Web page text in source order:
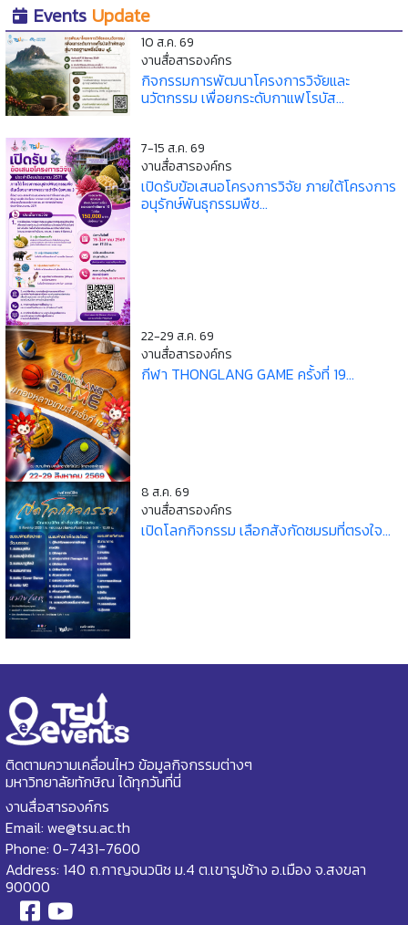
Events Update
10 ส.ค. 69
งานสื่อสารองค์กร
กิจกรรมการพัฒนาโครงการวิจัยและ
นวัตกรรม เพื่อยกระดับกาแฟโรบัส...
7-15 ส.ค. 69
งานสื่อสารองค์กร
เปิดรับข้อเสนอโครงการวิจัย ภายใต้โครงการ
อนุรักษ์พันธุกรรมพืช...
22-29 ส.ค. 69
งานสื่อสารองค์กร
กีฬา THONGLANG GAME ครั้งที่ 19...
8 ส.ค. 69
งานสื่อสารองค์กร
เปิดโลกกิจกรรม เลือกสังกัดชมรมที่ตรงใจ...
ติดตามความเคลื่อนไหว ข้อมูลกิจกรรมต่างๆ
มหาวิทยาลัยทักษิณ ได้ทุกวันที่นี่
งานสื่อสารองค์กร
Email: we@tsu.ac.th
Phone: 0-7431-7600
Address: 140 ถ.กาญจนวนิช ม.4 ต.เขารูปช้าง อ.เมือง จ.สงขลา
90000